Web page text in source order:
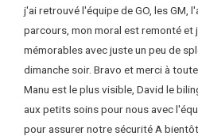
j'ai retrouvé l'équipe de GO, les GM,
parcours, mon moral est remonté et
mémorables avec juste un peu de
dimanche soir. Bravo et merci à
Manu est le plus visible, David le
aux petits soins pour nous avec
pour assurer notre sécurité A